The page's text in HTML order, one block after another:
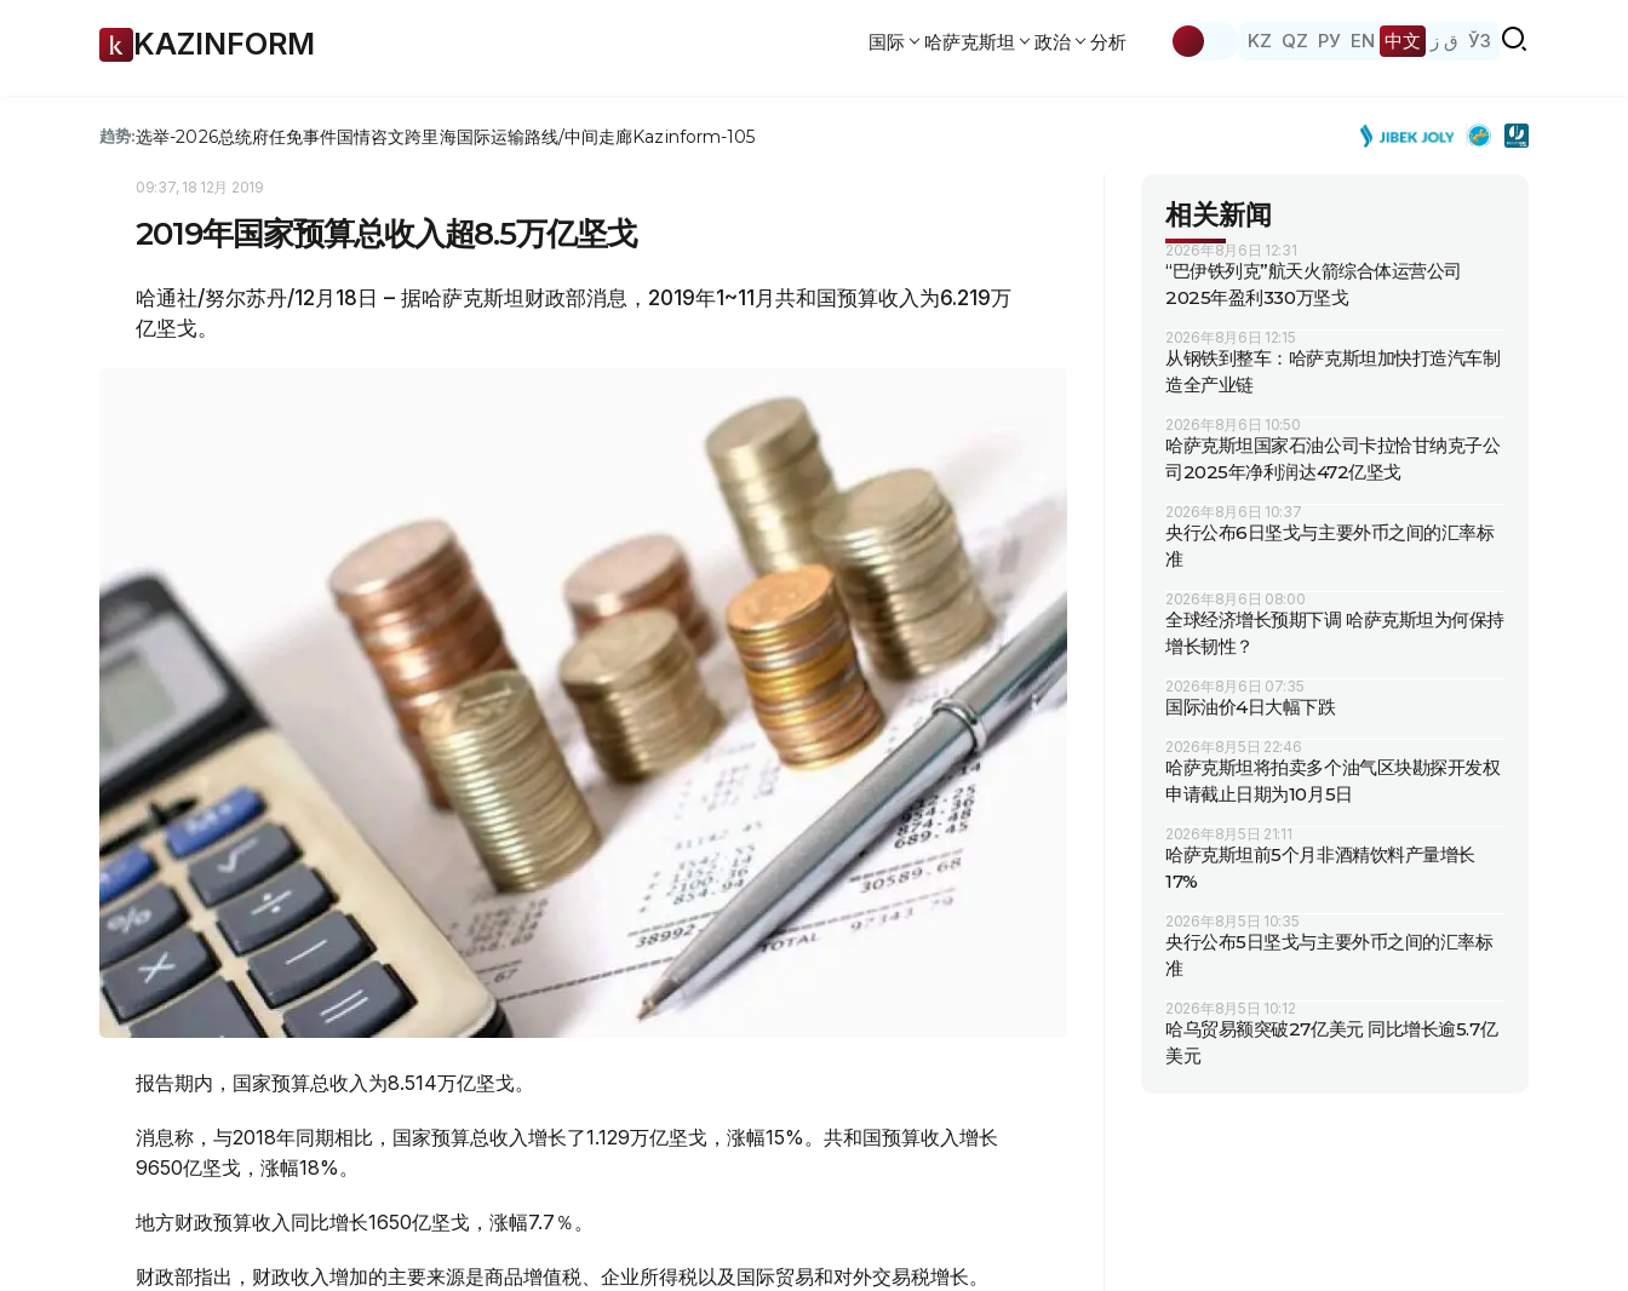
KAZINFORM 国际 哈萨克斯坦 政治 分析 KZ QZ РУ EN 中文 ق ز ЎЗ
趋势:选举-2026总统府任免事件国情咨文跨里海国际运输路线/中间走廊Kazinform-105
09:37, 18 12月 2019
2019年国家预算总收入超8.5万亿坚戈
哈通社/努尔苏丹/12月18日 – 据哈萨克斯坦财政部消息，2019年1~11月共和国预算收入为6.219万
亿坚戈。
报告期内，国家预算总收入为8.514万亿坚戈。
消息称，与2018年同期相比，国家预算总收入增长了1.129万亿坚戈，涨幅15%。共和国预算收入增长
9650亿坚戈，涨幅18%。
地方财政预算收入同比增长1650亿坚戈，涨幅7.7％。
财政部指出，财政收入增加的主要来源是商品增值税、企业所得税以及国际贸易和对外交易税增长。
相关新闻
2026年8月6日 12:31
“巴伊铁列克”航天火箭综合体运营公司
2025年盈利330万坚戈
2026年8月6日 12:15
从钢铁到整车：哈萨克斯坦加快打造汽车制
造全产业链
2026年8月6日 10:50
哈萨克斯坦国家石油公司卡拉恰甘纳克子公
司2025年净利润达472亿坚戈
2026年8月6日 10:37
央行公布6日坚戈与主要外币之间的汇率标
准
2026年8月6日 08:00
全球经济增长预期下调 哈萨克斯坦为何保持
增长韧性？
2026年8月6日 07:35
国际油价4日大幅下跌
2026年8月5日 22:46
哈萨克斯坦将拍卖多个油气区块勘探开发权
申请截止日期为10月5日
2026年8月5日 21:11
哈萨克斯坦前5个月非酒精饮料产量增长
17%
2026年8月5日 10:35
央行公布5日坚戈与主要外币之间的汇率标
准
2026年8月5日 10:12
哈乌贸易额突破27亿美元 同比增长逾5.7亿
美元